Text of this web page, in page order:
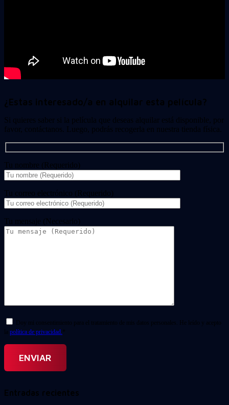
¿Estas interesado/a en alquilar esta película?
Si quieres saber si la película que deseas alquilar está disponible, por
favor, contáctanos. Luego, podrás recogerla en nuestra tienda física.
Tu nombre (Requerido)
Tu correo electrónico (Requerido)
Tu mensaje (Necesario)
Doy mi consentimiento para el tratamiento de mis datos personales. He leído y acepto
la política de privacidad. *
Entradas recientes